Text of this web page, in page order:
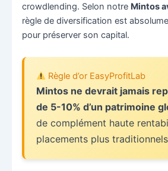
crowdlending. Selon notre Mintos
règle de diversification est
pour préserver son capital.
Règle d’or EasyProfitLab
Mintos ne devrait jamais
de 5-10% d’un patrimoine
de complément haute
placements plus